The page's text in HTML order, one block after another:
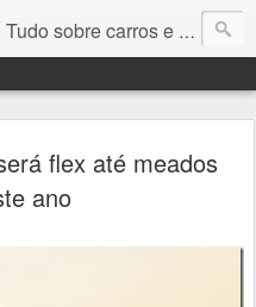
Tudo sobre carros e motores
flex até meados
ano